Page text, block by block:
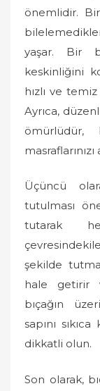
önemlidir.
yaşar. Bir
keskinliğini
hızlı ve
Ayrıca,
masraflarınızı
Üçüncü
tutulması
tutarak
şekilde
hale getirir
bıçağın
sapını
dikkatli olun.
Son olarak,